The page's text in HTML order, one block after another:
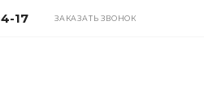
17 ЗАКАЗАТЬ ЗВОНОК